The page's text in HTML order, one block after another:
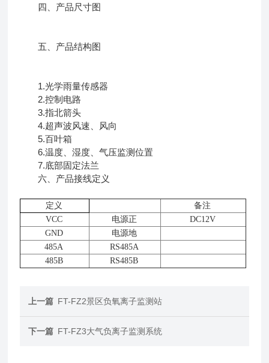
四、产品尺寸图
五、产品结构图
1.光学雨量传感器
2.控制电路
3.指北箭头
4.超声波风速、风向
5.百叶箱
6.温度、湿度、气压监测位置
7.底部固定法兰
六、产品接线定义
定义
备注
VCC
电源正
DC12V
GND
电源地
485A
RS485A
485B
RS485B
上一篇 FT-FZ2景区负氧离子监测站
下一篇 FT-FZ3大气负离子监测系统